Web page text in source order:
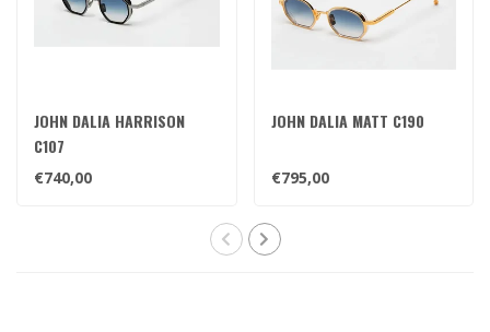
JOHN DALIA HARRISON
C107
€740,00
JOHN DALIA MATT C190
€795,00